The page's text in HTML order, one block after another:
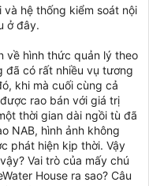
hệ thống kiểm soát nội
ở đây.
về hình thức quản lý theo
đã có rất nhiều vụ tương
khi mà cuối cùng cả
rao bán với giá trị
thời gian dài ngồi tù đã
NAB, hình ảnh không
phát hiện kịp thời. Vậy
Vai trò của mấy chú
House ra sao? Câu